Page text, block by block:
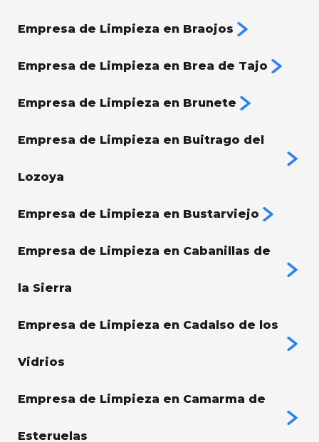
Empresa de Limpieza en Braojos
Empresa de Limpieza en Brea de Tajo
Empresa de Limpieza en Brunete
Empresa de Limpieza en Buitrago del
Lozoya
Empresa de Limpieza en Bustarviejo
Empresa de Limpieza en Cabanillas de
la Sierra
Empresa de Limpieza en Cadalso de los
Vidrios
Empresa de Limpieza en Camarma de
Esteruelas